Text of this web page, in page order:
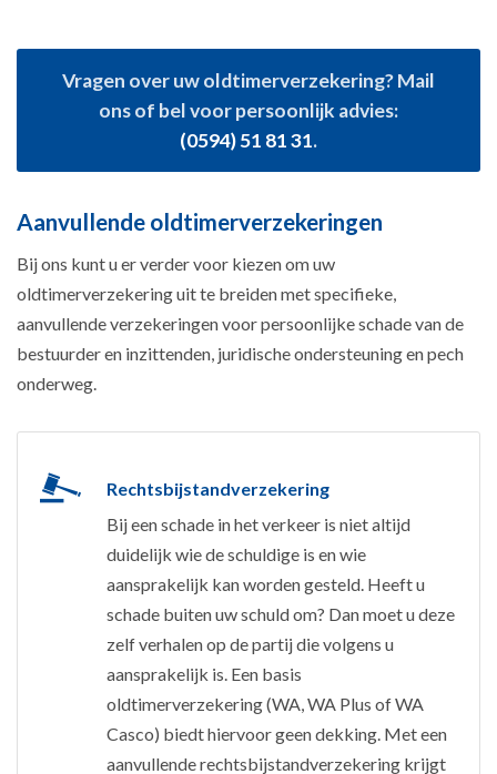
Vragen over uw oldtimerverzekering? Mail
ons of bel voor persoonlijk advies:
(0594) 51 81 31.
Aanvullende oldtimerverzekeringen
Bij ons kunt u er verder voor kiezen om uw
oldtimerverzekering uit te breiden met specifieke,
aanvullende verzekeringen voor persoonlijke schade van de
bestuurder en inzittenden, juridische ondersteuning en pech
onderweg.
Rechtsbijstandverzekering
Bij een schade in het verkeer is niet altijd
duidelijk wie de schuldige is en wie
aansprakelijk kan worden gesteld. Heeft u
schade buiten uw schuld om? Dan moet u deze
zelf verhalen op de partij die volgens u
aansprakelijk is. Een basis
oldtimerverzekering (WA, WA Plus of WA
Casco) biedt hiervoor geen dekking. Met een
aanvullende rechtsbijstandverzekering krijgt